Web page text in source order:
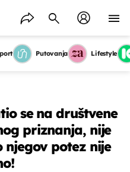
Putovanja Lifestyle
se na društvene
priznanja, nije
njegov potez nije